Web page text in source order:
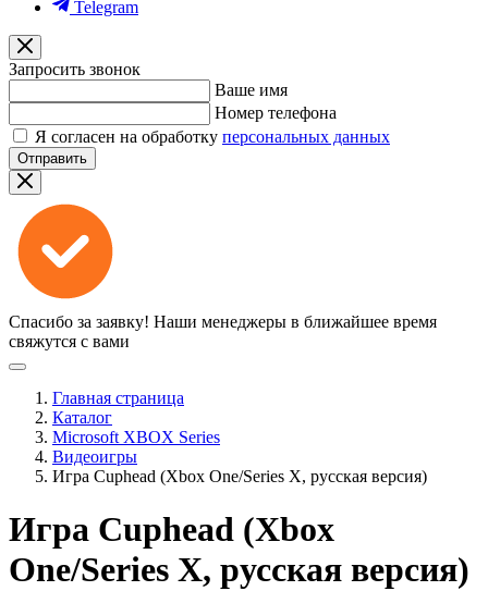
Telegram
Запросить звонок
Ваше имя
Номер телефона
Я согласен на обработку персональных данных
Отправить
Спасибо за заявку! Наши менеджеры в ближайшее время
свяжутся с вами
Главная страница
Каталог
Microsoft XBOX Series
Видеоигры
Игра Cuphead (Xbox One/Series X, русская версия)
Игра Cuphead (Xbox
One/Series X, русская версия)